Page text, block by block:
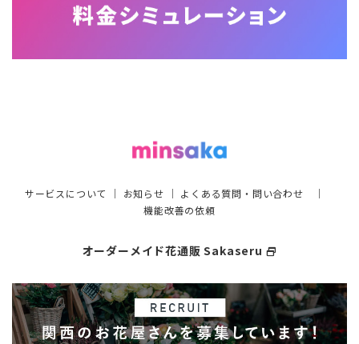
サービスについて ｜ お知らせ ｜ よくある質問・問い合わせ ｜
機能改善の依頼
オーダーメイド花通販 Sakaseru select_window